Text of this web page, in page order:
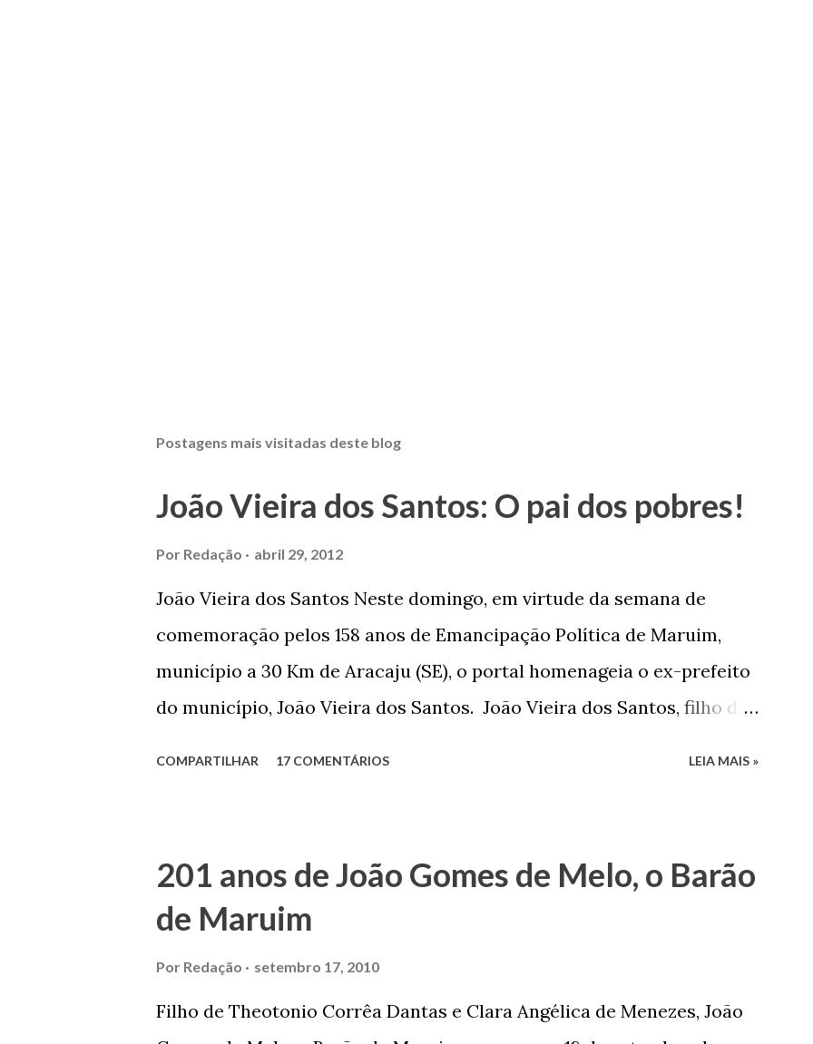
Postagens mais visitadas deste blog
João Vieira dos Santos: O pai dos pobres!
Por Redação abril 29, 2012
João Vieira dos Santos Neste domingo, em virtude da semana de
comemoração pelos 158 anos de Emancipação Política de Maruim,
município a 30 Km de Aracaju (SE), o portal homenageia o ex-prefeito
do município, João Vieira dos Santos. João Vieira dos Santos, filho de
se dedicar aos estudos, e então passou a colocar o trabalho em
primeiro plano para auxiliar na renda familiar. No comércio foi
garçon, dono de bar, de armarinho e depois de uma panificação. “Ao
COMPARTILHAR 17 COMENTÁRIOS LEIA MAIS »
201 anos de João Gomes de Melo, o Barão
de Maruim
Por Redação setembro 17, 2010
Filho de Theotonio Corrêa Dantas e Clara Angélica de Menezes, João